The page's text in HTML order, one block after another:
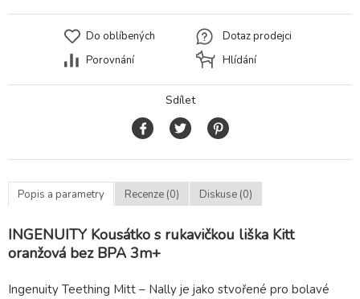
Do oblíbených
Porovnání
Dotaz prodejci
Hlídání
Sdílet
Popis a parametry Recenze (0) Diskuse (0)
INGENUITY Kousátko s rukavičkou liška Kitt
oranžová bez BPA 3m+
Ingenuity Teething Mitt – Nally je jako stvořené pro bolavé